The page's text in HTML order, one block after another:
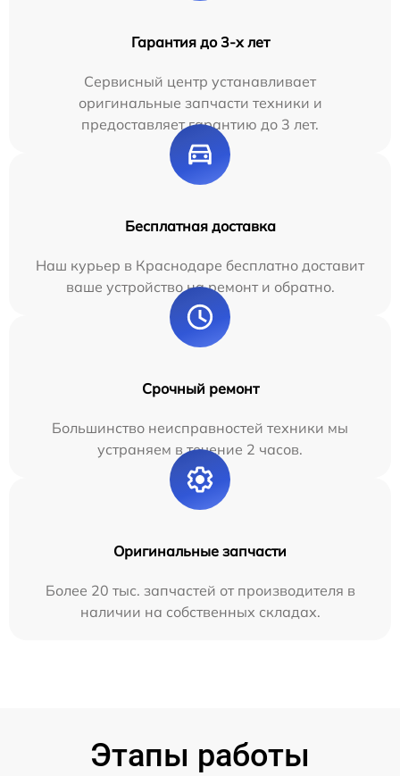
Гарантия до 3-х лет
Сервисный центр устанавливает
оригинальные запчасти техники и
предоставляет гарантию до 3 лет.
Бесплатная доставка
Наш курьер в Краснодаре бесплатно доставит
ваше устройство на ремонт и обратно.
Срочный ремонт
Большинство неисправностей техники мы
устраняем в течение 2 часов.
Оригинальные запчасти
Более 20 тыс. запчастей от производителя в
наличии на собственных складах.
Этапы работы